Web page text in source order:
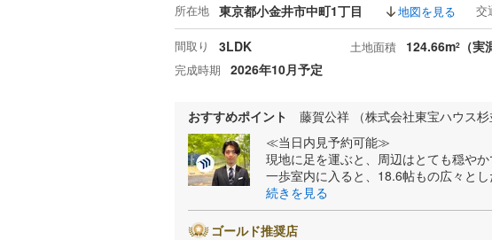
所在地 東京都小金井市中町1丁目 地図を見る 交
間取り 3LDK 土地面積 124.66m2 （実
完成時期 2026年10月予定
おすすめポイント
藤賀公祥 （株式会社東宝ハウス杉
≪当日内見予約可能≫
現地に足を運ぶと、周辺はとても穏や
一歩室内に入ると、18.6帖もの広々と
続きを見る
ゴールド推奨店